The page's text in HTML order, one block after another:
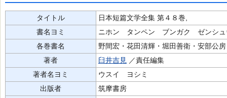
タイトル
日本短篇文学全集 第４８巻,
書名ヨミ
ニホン タンペン ブンガク ゼンシュ
各巻書名
野間宏・花田清輝・堀田善衛・安部公房
著者
臼井吉見 ／責任編集
著者名ヨミ
ウスイ ヨシミ
出版者
筑摩書房